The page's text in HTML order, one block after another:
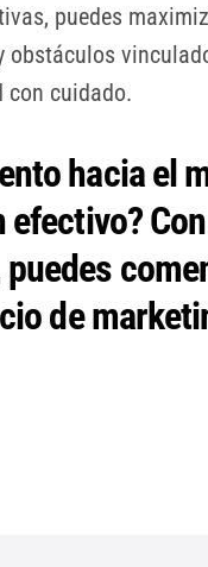
puedes
obstáculos
con cuidado.
hacia el
de